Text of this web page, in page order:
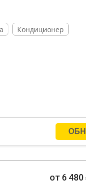
по местным
Кондиционер
от 6 480